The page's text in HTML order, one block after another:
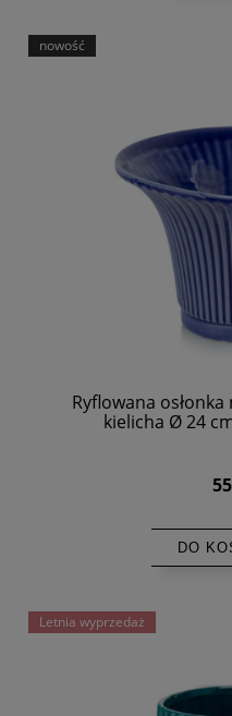
Ryflowana osłonka
kielicha Ø 24
DO
nowość
Letnia wyprzedaż